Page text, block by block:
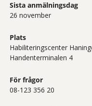
Sista anmälningsdag
26 november
Plats
Habiliteringscenter
Handenterminalen 4
För frågor
08-123 356 20